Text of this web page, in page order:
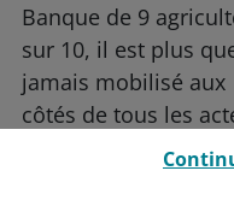
Banque de 9
sur 10, il est plus
jamais mobilisé aux
côtés de tous les
du monde agricole.
utilisés à des fins de bon
sont facultatifs. Les